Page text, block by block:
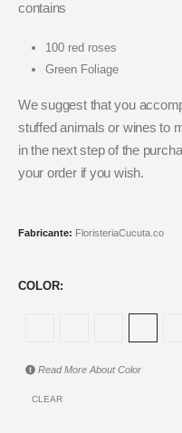
contains
100 red roses
Green Foliage
We suggest that you
stuffed animals or wines to
in the next step of the
your order if you wish.
Fabricante: FloristeriaCucuta.co
COLOR
Read More AboutColor
CLEAR